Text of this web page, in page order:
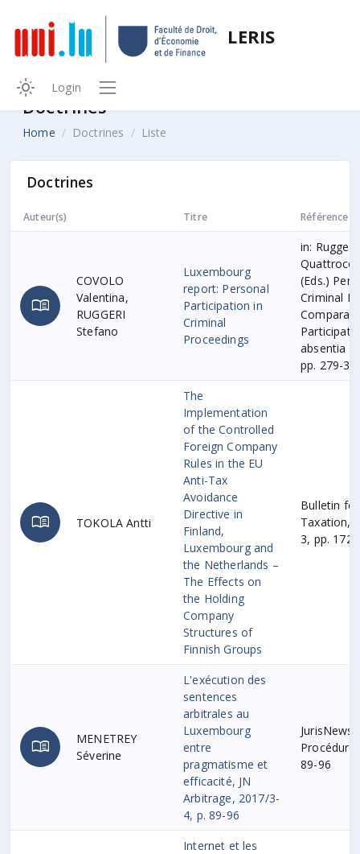
LERIS
Login
Doctrines
Home Doctrines Liste
Doctrines
Auteur(s) Titre Référence
menu_book
COVOLO
Valentina,
RUGGERI
Stefano
Luxembourg
report: Personal
Participation in
Criminal
Proceedings
in:
(Eds.)
Criminal
absentia
pp. 279-
menu_book TOKOLA Antti
The
Implementation
of the Controlled
Foreign Company
Rules in the EU
Anti-Tax
Avoidance
Directive in
Finland,
Luxembourg and
the Netherlands –
The Effects on
the Holding
Company
Structures of
Finnish Groups
Bulletin
Taxation,
3, pp. 172-
menu_book
MENETREY
Séverine
L'exécution des
sentences
arbitrales au
Luxembourg
entre
pragmatisme et
efficacité, JN
Arbitrage, 2017/3-
4, p. 89-96
JurisNews
Procédure
89-96
Internet et les